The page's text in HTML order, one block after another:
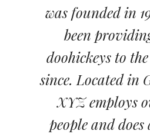
was founded in
been
doohickeys to
since. Located in
XYZ employs
people and